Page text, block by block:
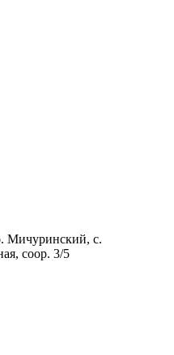
Мичуринский, с.
соор. 3/5